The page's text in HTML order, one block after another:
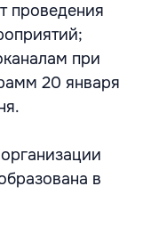
проведения
при
20 января
в